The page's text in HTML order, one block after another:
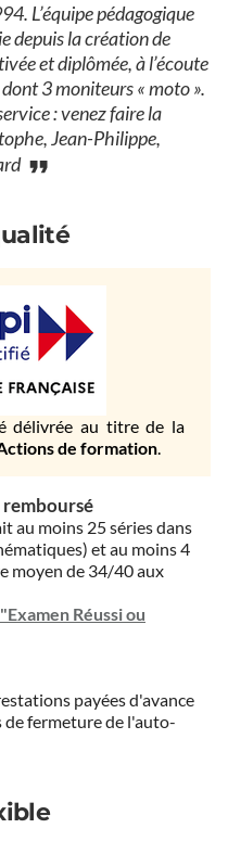
L’équipe pédagogique
depuis la création de
et diplômée, à l’écoute
3 moniteurs « moto ».
: venez faire la
Jean-Philippe,
délivrée au titre de la
de formation.
remboursé
au moins 25 séries dans
et au moins 4
moyen de 34/40 aux
Réussi ou
payées d'avance
de fermeture de l'auto-